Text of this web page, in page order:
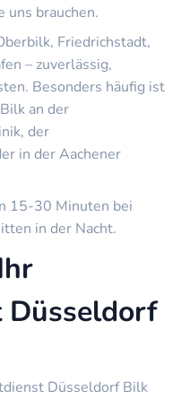
uns brauchen.
Friedrichstadt,
– zuverlässig,
Besonders häufig ist
an der
der
in der Aachener
15-30 Minuten bei
in der Nacht.
Düsseldorf
Düsseldorf Bilk